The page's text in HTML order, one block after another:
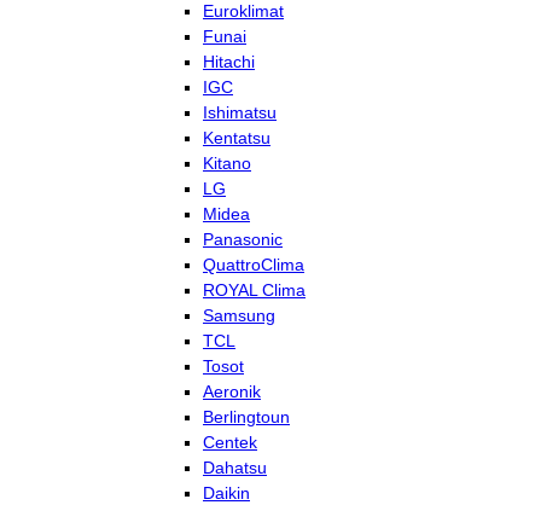
Euroklimat
Funai
Hitachi
IGC
Ishimatsu
Kentatsu
Kitano
LG
Midea
Panasonic
QuattroClima
ROYAL Clima
Samsung
TCL
Tosot
Aeronik
Berlingtoun
Centek
Dahatsu
Daikin